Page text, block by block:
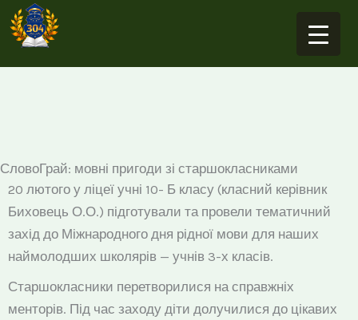
Перейти
до
СловоГрай: мовні пригоди зі старшокласниками
20 лютого у ліцеї учні 10- Б класу (класний керівник
Биховець О.О.) підготували та провели тематичний
захід до Міжнародного дня рідної мови для наших
наймолодших школярів — учнів 3-х класів.
Старшокласники перетворилися на справжніх
менторів. Під час заходу діти долучилися до цікавих